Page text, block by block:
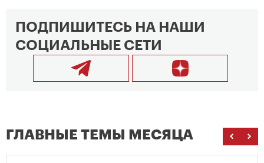
ПОДПИШИТЕСЬ НА НАШИ
СОЦИАЛЬНЫЕ СЕТИ
ГЛАВНЫЕ ТЕМЫ МЕСЯЦА